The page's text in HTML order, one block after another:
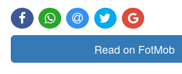
Read on FotMob